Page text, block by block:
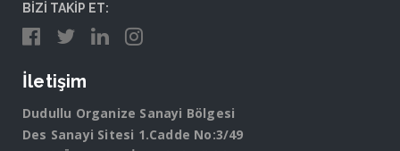
BİZİ TAKİP ET:
İletişim
Dudullu Organize Sanayi Bölgesi
Des Sanayi Sitesi 1.Cadde No:3/49